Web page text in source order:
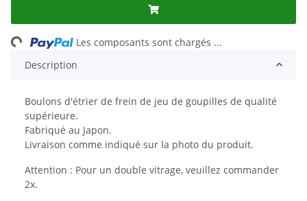
Loading...
Les composants sont chargés ...
Description
Boulons d'étrier de frein de jeu de goupilles de qualité
supérieure.
Fabriqué au Japon.
Livraison comme indiqué sur la photo du produit.
Attention : Pour un double vitrage, veuillez commander
2x.